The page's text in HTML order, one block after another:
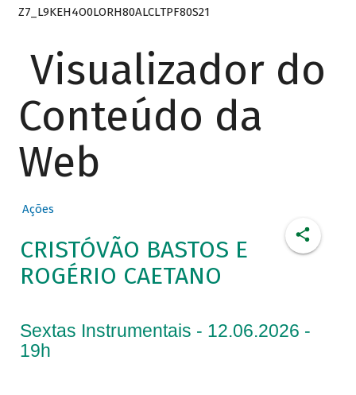
Z7_L9KEH4O0LORH80ALCLTPF80S21
Visualizador do
Conteúdo da
Web
Ações
CRISTÓVÃO BASTOS E
ROGÉRIO CAETANO
Sextas Instrumentais - 12.06.2026 -
19h